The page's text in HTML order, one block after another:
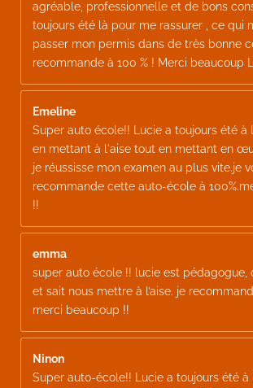
agréable, professionnelle et de bons
toujours été là pour me rassurer , ce qui
passer mon permis dans de très bonne
recommande à 100 % ! Merci beaucoup
Emeline
Super auto école!! Lucie a toujours été à
en mettant à l'aise tout en mettant en
je réussisse mon examen au plus vite.je
recommande cette auto-école à
!!
emma
super auto école !! lucie est pédagogue,
et sait nous mettre à l’aise. je
merci beaucoup !!
Ninon
Super auto-école!! Lucie a toujours été à